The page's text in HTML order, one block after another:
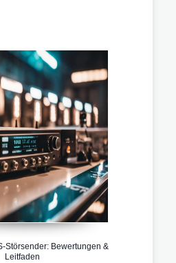
Störsender: Bewertungen &
Leitfaden